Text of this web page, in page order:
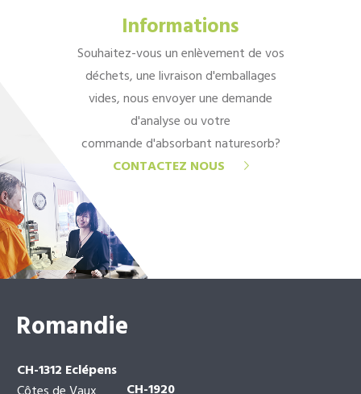
Informations
Souhaitez-vous un enlèvement de vos
déchets, une livraison d'emballages
vides, nous envoyer une demande
d'analyse ou votre
commande d'absorbant naturesorb?
CONTACTEZ NOUS
Romandie
CH-1312 Eclépens